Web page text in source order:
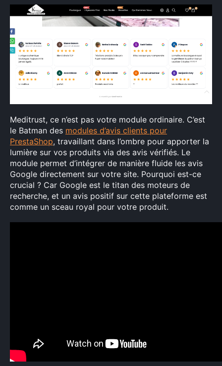
Meditrust, ce n’est pas votre module ordinaire. C’est
le Batman des modules d’avis clients pour
PrestaShop, travaillant dans l’ombre pour apporter la
lumière sur vos produits via des avis vérifiés. Le
module permet d’intégrer de manière fluide les avis
Google directement sur votre site. Pourquoi est-ce
crucial ? Car Google est le titan des moteurs de
recherche, et un avis positif sur cette plateforme est
comme un sceau royal pour votre produit.